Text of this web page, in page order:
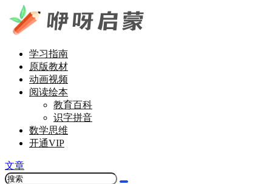
学习指南
原版教材
动画视频
阅读绘本
教育百科
识字拼音
数学思维
开通VIP
文章